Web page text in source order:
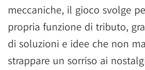
meccaniche, il gioco svolge
propria funzione di tributo,
di soluzioni e idee che non
strappare un sorriso ai